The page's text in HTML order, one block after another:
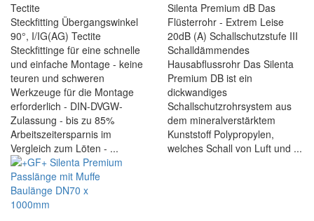
Tectite
Steckfitting Übergangswinkel
90°, I/IG(AG) Tectite
Steckfittinge für eine schnelle
und einfache Montage - keine
teuren und schweren
Werkzeuge für die Montage
erforderlich - DIN-DVGW-
Zulassung - bis zu 85%
Arbeitszeitersparnis im
Vergleich zum Löten - ...
Silenta Premium dB Das
Flüsterrohr - Extrem Leise
20dB (A) Schallschutzstufe III
Schalldämmendes
Hausabflussrohr Das Silenta
Premium DB ist ein
dickwandiges
Schallschutzrohrsystem aus
dem mineralverstärktem
Kunststoff Polypropylen,
welches Schall von Luft und ...